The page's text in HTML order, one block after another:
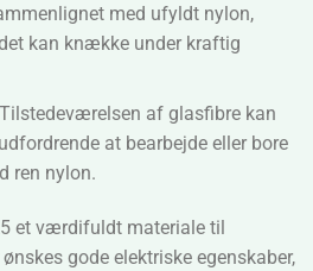
med ufyldt nylon,
kan knække under kraftig
Tilstedeværelsen af glasfibre kan
at bearbejde eller bore
ren nylon.
et værdifuldt materiale til
gode elektriske egenskaber,